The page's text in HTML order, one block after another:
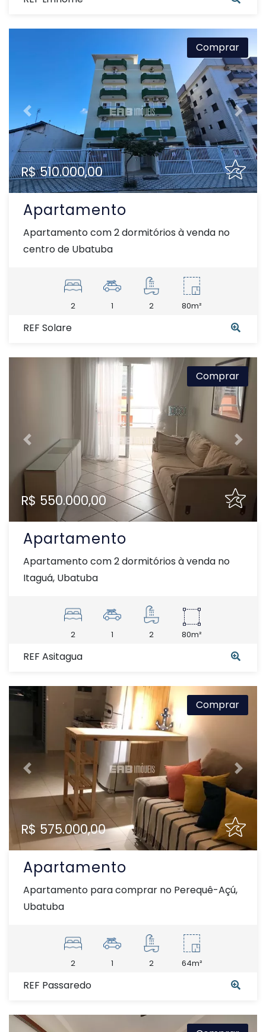
Previous Next
Comprar
R$ 510.000,00
Apartamento
Apartamento com 2 dormitórios à venda no
centro de Ubatuba
2 1 2 80m²
REF Solare
Previous Next
Comprar
R$ 550.000,00
Apartamento
Apartamento com 2 dormitórios à venda no
Itaguá, Ubatuba
2 1 2 80m²
REF Asitagua
Previous Next
Comprar
R$ 575.000,00
Apartamento
Apartamento para comprar no Perequê-Açú,
Ubatuba
2 1 2 64m²
REF Passaredo